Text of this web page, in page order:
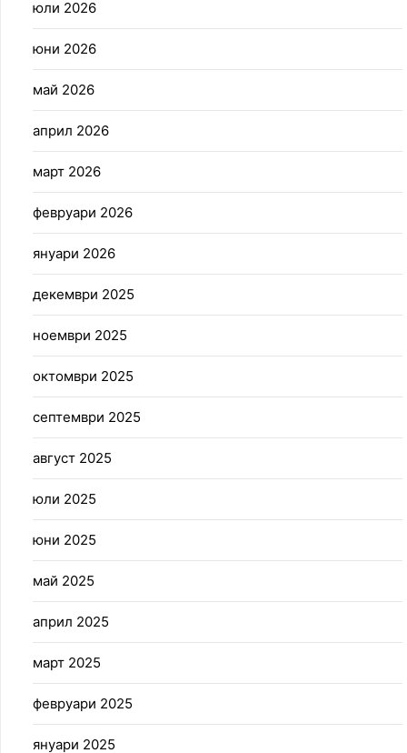
юли 2026
юни 2026
май 2026
април 2026
март 2026
февруари 2026
януари 2026
декември 2025
ноември 2025
октомври 2025
септември 2025
август 2025
юли 2025
юни 2025
май 2025
април 2025
март 2025
февруари 2025
януари 2025